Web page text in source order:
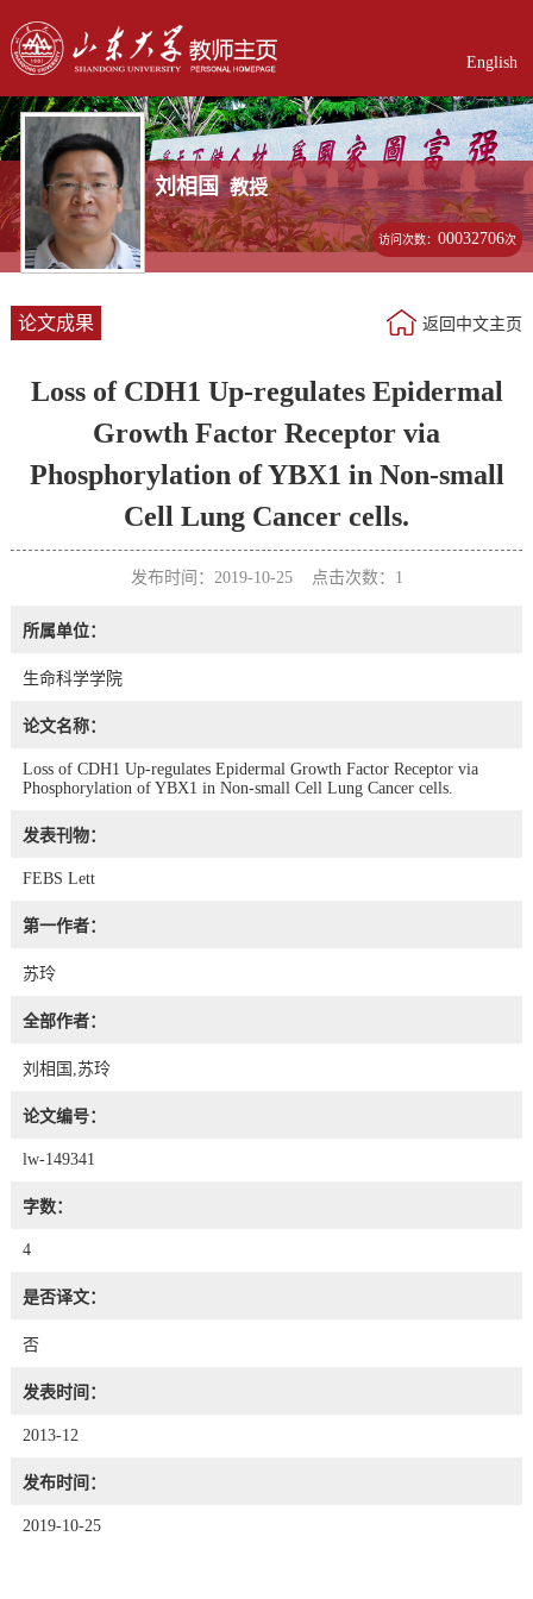
English
刘相国 教授
访问次数：00032706次
论文成果 返回中文主页
Loss of CDH1 Up-regulates Epidermal
Growth Factor Receptor via
Phosphorylation of YBX1 in Non-small
Cell Lung Cancer cells.
发布时间：2019-10-25 点击次数： 1
所属单位：
生命科学学院
论文名称：
Loss of CDH1 Up-regulates Epidermal Growth Factor Receptor via
Phosphorylation of YBX1 in Non-small Cell Lung Cancer cells.
发表刊物：
FEBS Lett
第一作者：
苏玲
全部作者：
刘相国,苏玲
论文编号：
lw-149341
字数：
4
是否译文：
否
发表时间：
2013-12
发布时间：
2019-10-25